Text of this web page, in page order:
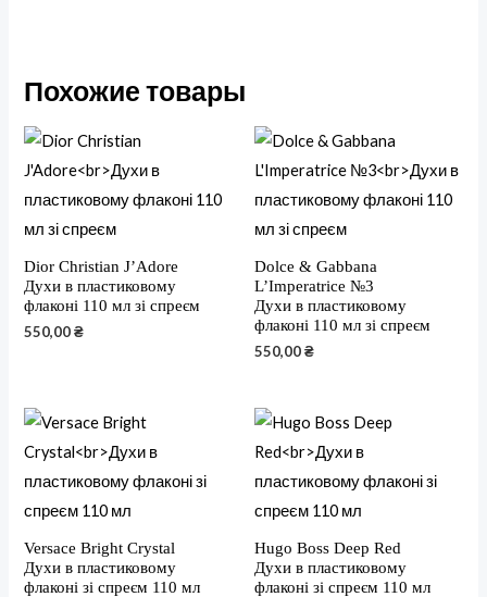
Похожие товары
Dior Christian J’Adore
Духи в пластиковому
флаконі 110 мл зі спреєм
550,00₴
Dolce & Gabbana
L’Imperatrice №3
Духи в пластиковому
флаконі 110 мл зі спреєм
550,00₴
Versace Bright Crystal
Духи в пластиковому
флаконі зі спреєм 110 мл
Hugo Boss Deep Red
Духи в пластиковому
флаконі зі спреєм 110 мл